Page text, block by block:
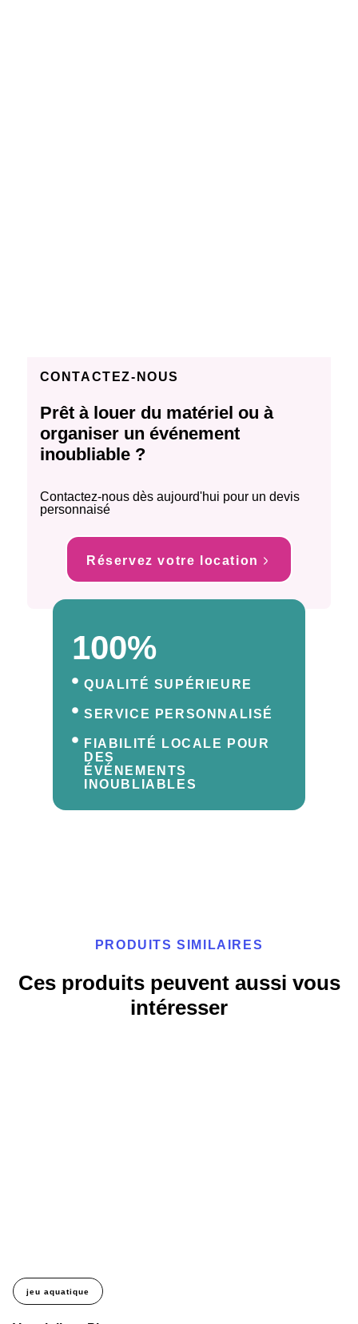
100%
QUALITÉ SUPÉRIEURE
SERVICE PERSONNALISÉ
FIABILITÉ LOCALE POUR
DES
ÉVÉNEMENTS
INOUBLIABLES
CONTACTEZ-NOUS
Prêt à louer du matériel ou à
organiser un événement
inoubliable ?
Contactez-nous dès aujourd'hui pour un devis
personnaisé
Réservez votre location
PRODUITS SIMILAIRES
Ces produits peuvent aussi vous
intéresser
jeu aquatique